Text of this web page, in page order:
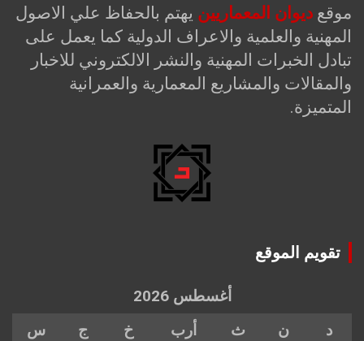
موقع ديوان المعماريين يهتم بالحفاظ علي الاصول
المهنية والعلمية والاعراف الدولية كما يعمل على
تبادل الخبرات المهنية والنشر الالكتروني للاخبار
والمقالات والمشاريع المعمارية والعمرانية
المتميزة.
تقويم الموقع
أغسطس 2026
د
ن ث أرب خ ج
س